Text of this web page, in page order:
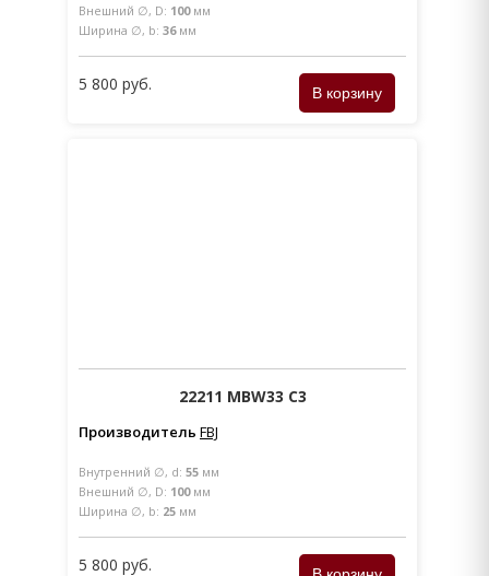
Внешний ∅, D: 100мм
Ширина ∅, b: 36мм
5 800 руб.
22211 MBW33 C3
Производитель FBJ
Внутренний ∅, d: 55 мм
Внешний ∅, D: 100мм
Ширина ∅, b: 25 мм
5 800 руб.